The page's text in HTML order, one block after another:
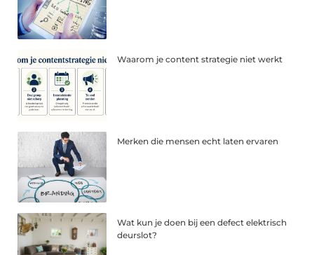
Waarom je content strategie niet werkt
Merken die mensen echt laten ervaren
Wat kun je doen bij een defect elektrisch
deurslot?